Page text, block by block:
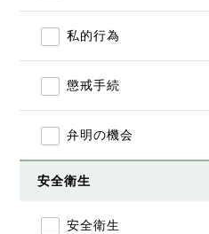
私的行為
懲戒手続
弁明の機会
安全衛生
安全衛生